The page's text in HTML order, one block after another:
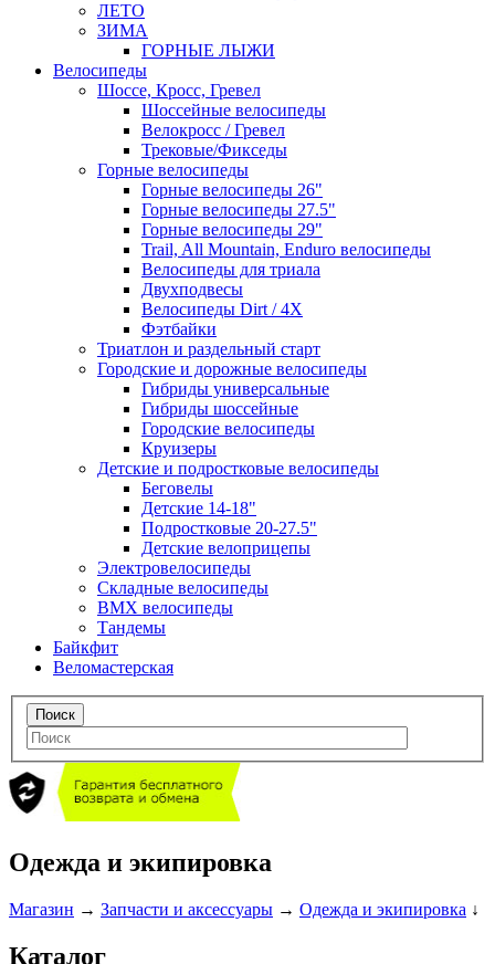
ЛЕТО
ЗИМА
ГОРНЫЕ ЛЫЖИ
Велосипеды
Шоссе, Кросс, Гревел
Шоссейные велосипеды
Велокросс / Гревел
Трековые/Фикседы
Горные велосипеды
Горные велосипеды 26"
Горные велосипеды 27.5"
Горные велосипеды 29"
Trail, All Mountain, Enduro велосипеды
Велосипеды для триала
Двухподвесы
Велосипеды Dirt / 4X
Фэтбайки
Триатлон и раздельный старт
Городские и дорожные велосипеды
Гибриды универсальные
Гибриды шоссейные
Городские велосипеды
Круизеры
Детские и подростковые велосипеды
Беговелы
Детские 14-18"
Подростковые 20-27.5"
Детские велоприцепы
Электровелосипеды
Складные велосипеды
BMX велосипеды
Тандемы
Байкфит
Веломастерская
Одежда и экипировка
Магазин → Запчасти и аксессуары → Одежда и экипировка ↓
Каталог